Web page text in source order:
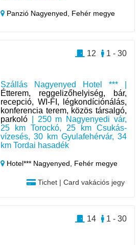
Panzió Nagyenyed, Fehér megye
Szállás Nagyenyed Hotel *** |
Étterem, reggelizőhelyiség, bár,
recepció, WI-FI, légkondíciónálás,
konferencia terem, közös társalgó,
parkoló | 250 m Nagyenyedi vár,
25 km Torockó, 25 km Csukás-
vízesés, 30 km Gyulafehérvár, 34
km Tordai hasadék
Hotel*** Nagyenyed, Fehér megye
Tichet | Card vakációs jegy
1 - 30
12
1 - 30
14